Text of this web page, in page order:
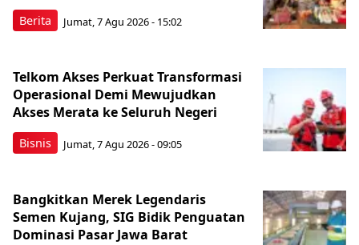
Berita Jumat, 7 Agu 2026 - 15:02
Bisnis
Telkom Akses Perkuat Transformasi
Operasional Demi Mewujudkan
Akses Merata ke Seluruh Negeri
Jumat, 7 Agu 2026 - 09:05
Bangkitkan Merek Legendaris
Semen Kujang, SIG Bidik Penguatan
Dominasi Pasar Jawa Barat